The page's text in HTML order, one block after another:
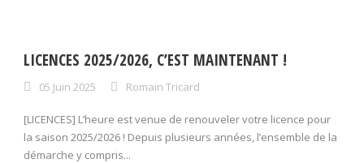
LICENCES 2025/2026, C’EST MAINTENANT !
05 Juin 2025 Romain Tricard
[LICENCES] L’heure est venue de renouveler votre licence pour
la saison 2025/2026 ! Depuis plusieurs années, l’ensemble de la
démarche y compris...